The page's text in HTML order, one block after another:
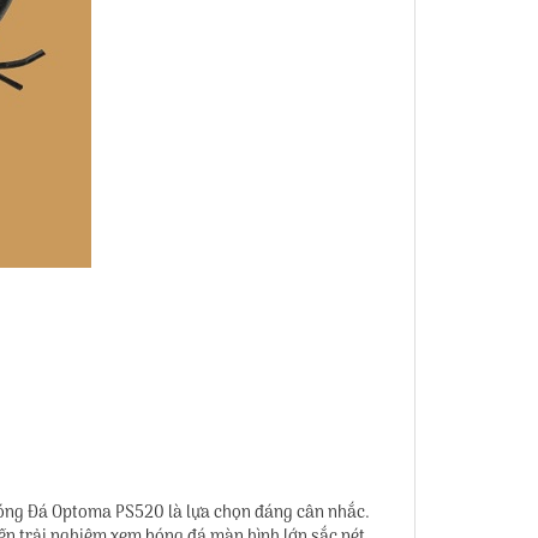
Đá Optoma PS520 là lựa chọn đáng cân nhắc.